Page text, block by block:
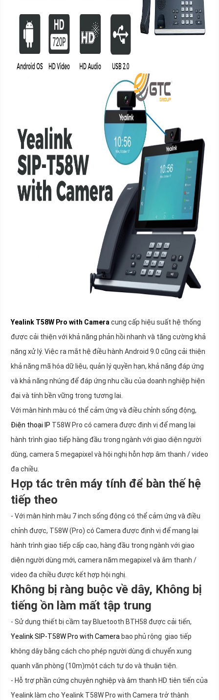
Yealink T58W Pro with Camera cung cấp hiệu suất hệ thống
được cải thiện với khả năng phản hồi nhanh và tăng cường khả
năng xử lý. Việc ra mắt hệ điều hành Android 9.0 cũng cải thiện
khả năng mã hóa dữ liệu, quản lý quyền hạn, khả năng đáp ứng
và khả năng nhúng để đáp ứng nhu cầu của doanh nghiệp hiện
đại và tính bền vững trong tương lai.
Với màn hình màu có thể cảm ứng và điều chỉnh sống động,
Điện thoại IP T58W Pro có camera được định vị để mang lại
hành trình giao tiếp hàng đầu trong ngành với giao diện người
dùng, camera 5 megapixel và hội nghị hỗn hợp âm thanh / video
đa chiều.
Hợp tác trên máy tính để bàn thế hệ
tiếp theo
- Với màn hình màu 7 inch sống động có thể cảm ứng và điều
chỉnh được, T58W (Pro) có Camera được định vị để mang lại
hành trình giao tiếp cấp cao, hàng đầu trong ngành với giao
diện người dùng mới, camera năm megapixel và âm thanh /
video đa chiều được kết hợp hội nghị.
Không bị ràng buộc về dây, Không bị
tiếng ồn làm mất tập trung
- Sử dụng thiết bị cầm tay Bluetooth BTH58 được cải tiến,
Yealink SIP-T58W Pro with Camera bao phủ rộng giao tiếp
không dây bằng cách cho phép người dùng di chuyển xung
quanh văn phòng (10m)một cách tự do và thuận tiện.
- Hỗ trợ phần cứng chuyên nghiệp và âm thanh HD tiên tiến của
Yealink làm cho Yealink T58W Pro with Camera trở thành